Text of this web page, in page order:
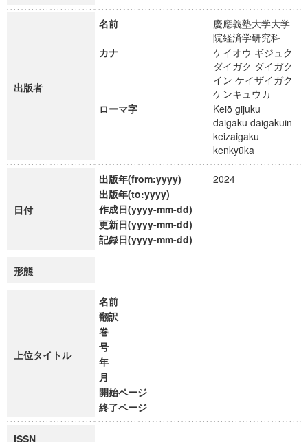
出版者
名前
慶應義塾大学大学
院経済学研究科
カナ
ケイオウ ギジュク
ダイガク ダイガク
イン ケイザイガク
ケンキュウカ
ローマ字
Keiō gijuku
daigaku daigakuin
keizaigaku
kenkyūka
日付
出版年(from:yyyy)
2024
出版年(to:yyyy)
作成日(yyyy-mm-dd)
更新日(yyyy-mm-dd)
記録日(yyyy-mm-dd)
形態
上位タイトル
名前
翻訳
巻
号
年
月
開始ページ
終了ページ
ISSN